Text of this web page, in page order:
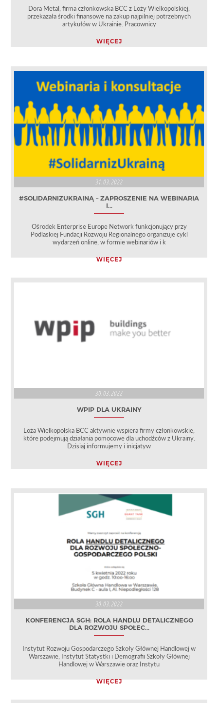
Dora Metal, firma członkowska BCC z Loży Wielkopolskiej,
przekazała środki finansowe na zakup najpilniej potrzebnych
artykułów w Ukrainie. Pracownicy
WIĘCEJ
31.03.2022
#SOLIDARNIZUKRAINĄ – ZAPROSZENIE NA WEBINARIA
I...
Ośrodek Enterprise Europe Network funkcjonujący przy
Podlaskiej Fundacji Rozwoju Regionalnego organizuje cykl
wydarzeń online, w formie webinariów i k
WIĘCEJ
30.03.2022
WPIP DLA UKRAINY
Loża Wielkopolska BCC aktywnie wspiera firmy członkowskie,
które podejmują działania pomocowe dla uchodźców z Ukrainy.
Dzisiaj informujemy i inicjatyw
WIĘCEJ
30.03.2022
KONFERENCJA SGH: ROLA HANDLU DETALICZNEGO
DLA ROZWOJU SPOŁEC...
Instytut Rozwoju Gospodarczego Szkoły Głównej Handlowej w
Warszawie, Instytut Statystki i Demografii Szkoły Głównej
Handlowej w Warszawie oraz Instytu
WIĘCEJ